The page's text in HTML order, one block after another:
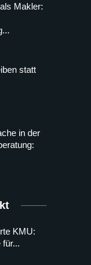
Makler:
statt
in der
KMU:
für...